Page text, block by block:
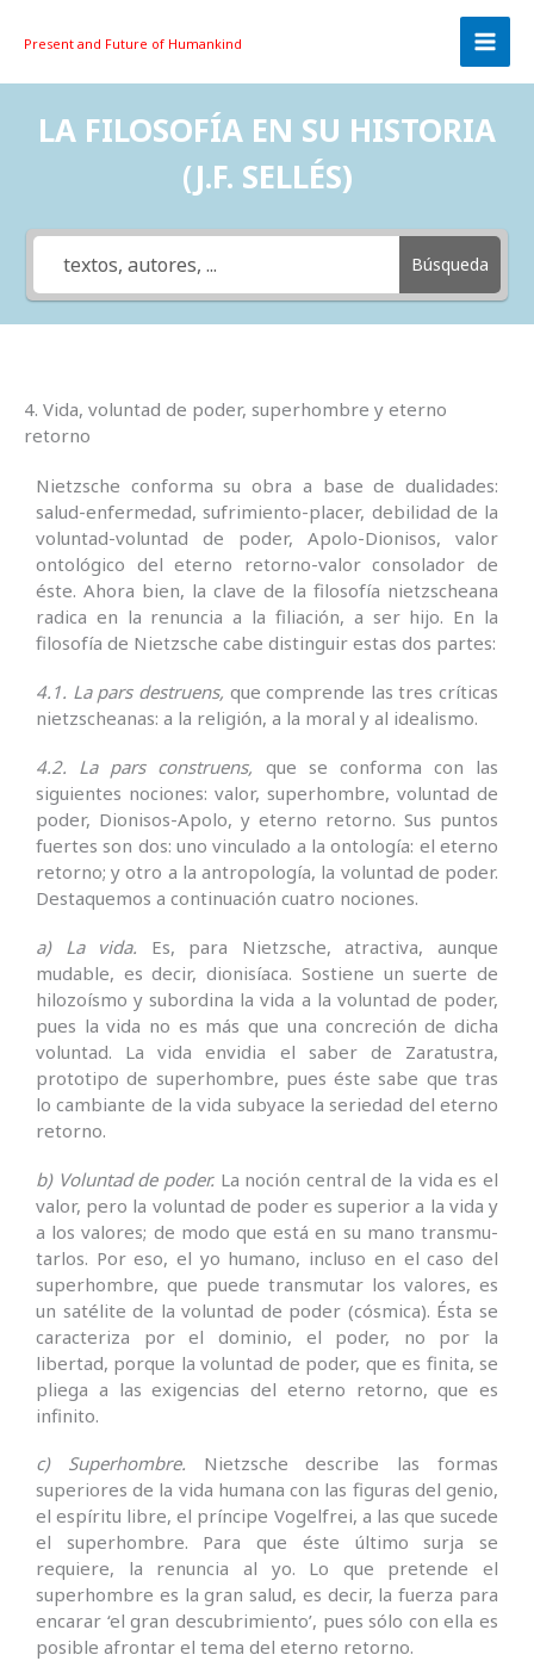
Present and Future of Humankind
LA FILOSOFÍA EN SU HISTORIA
(J.F. SELLÉS)
Búsqueda
4. Vida, voluntad de poder, superhombre y eterno
retorno
Nietzsche conforma su obra a base de dualidades:
salud-enfermedad, sufrimiento-placer, debilidad de la
voluntad-voluntad de poder, Apolo-Dionisos, valor
ontológico del eterno retorno-valor consolador de
éste. Ahora bien, la clave de la filosofía nietzscheana
radica en la renuncia a la filiación, a ser hijo. En la
filosofía de Nietzsche cabe distinguir estas dos partes:
4.1. La pars destruens, que compren­de las tres críticas
nietzscheanas: a la religión, a la moral y al idealismo.
4.2. La pars construens, que se conforma con las
siguientes nociones: valor, superhombre, vo­luntad de
poder, Dionisos-Apolo, y eterno retorno. Sus puntos
fuertes son dos: uno vinculado a la ontología: el eterno
retorno; y otro a la antropología, la voluntad de poder.
Destaquemos a continuación cuatro nociones.
a) La vida. Es, para Nietzsche, atractiva, aunque
mudable, es decir, dioni­síaca. Sostiene un suerte de
hilozoísmo y subordina la vida a la voluntad de poder,
pues la vida no es más que una concreción de dicha
voluntad. La vida envidia el saber de Zaratustra,
prototipo de superhombre, pues éste sabe que tras
lo cambiante de la vida subyace la seriedad del eterno
retorno.
b) Voluntad de poder.La noción central de la vida es el
valor, pero la voluntad de poder es superior a la vida y
a los valores; de modo que está en su mano transmu­
tarlos. Por eso, el yo humano, incluso en el caso del
superhombre, que puede transmutar los valores, es
un satélite de la voluntad de poder (cósmica). Ésta se
caracteriza por el dominio, el poder, no por la
libertad, porque la voluntad de poder, que es finita, se
pliega a las exigencias del eterno retorno, que es
infinito.
c) Superhombre. Nietzsche describe las formas
superiores de la vida humana con las fi­guras del genio,
el espíritu libre, el príncipe Vogelfrei, a las que sucede
el superhombre. Para que éste último surja se
requiere, la renuncia al yo. Lo que pretende el
superhombre es la gran salud, es decir, la fuerza para
encarar ‘el gran descubrimiento’, pues sólo con ella es
posible afrontar el tema del eterno retorno.